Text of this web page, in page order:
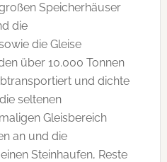
Speicherhäuser
die
die Gleise
über 10.000 Tonnen
und dichte
seltenen
Gleisbereich
an und die
Steinhaufen, Reste